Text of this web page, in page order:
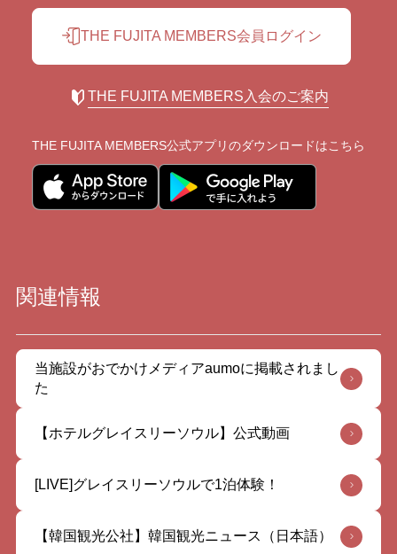
THE FUJITA MEMBERS会員ログイン
THE FUJITA MEMBERS入会のご案内
THE FUJITA MEMBERS公式アプリのダウンロードはこちら
関連情報
当施設がおでかけメディアaumoに掲載されまし
た
【ホテルグレイスリーソウル】公式動画
[LIVE]グレイスリーソウルで1泊体験！
【韓国観光公社】韓国観光ニュース（日本語）